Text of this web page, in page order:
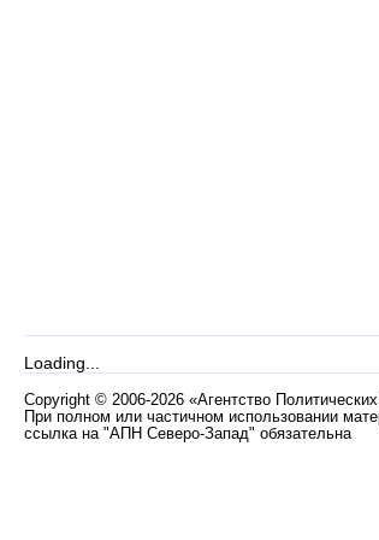
Loading...
Copyright © 2006-2026 «Агентство
При полном или частичном использовании
ссылка на "АПН Северо-Запад" обязательна